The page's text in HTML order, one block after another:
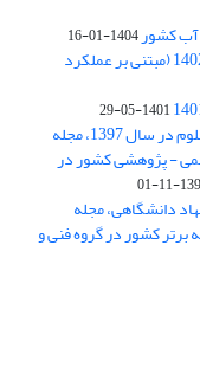
آب کشور1404-01-16
کسب رتبه الف مجلات علمی پژوهشی در ارزیابی 1402 (مبتنی بر عملکرد
1401-05-29
بر اساس ارزیابی انجام شده توسط فرهنگستان علوم در سال 1397، مجله
- پژوهشی کشور در
1397-
دانشگاهی، مجله
برتر کشور در گروه فنی و